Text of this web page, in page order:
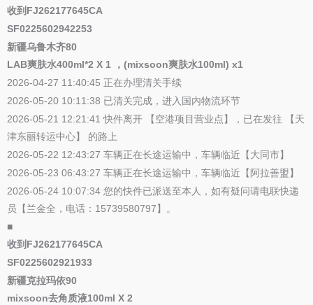
收到FJ262177645CA
SF0225602942253
新疆乌鲁木齐80
LAB爽肤水400ml*2 X 1 ，(mixsoon爽肤水100ml) x1
2026-04-27 11:40:45 正在办理清关手续
2026-05-20 10:11:38 已清关完成，进入国内物流环节
2026-05-21 12:21:41 快件离开 【空港项目营业点】，已在发往 【天
津东丽转运中心】 的路上
2026-05-22 12:43:27 车辆正在长途运输中，车辆临近【大同市】
2026-05-23 06:43:27 车辆正在长途运输中，车辆临近【阿拉善盟】
2026-05-24 10:07:34 您的快件已派送至本人，如有疑问请电联快递
员【兰金全，电话：15739580797】。
■
收到FJ262177645CA
SF0225602921933
新疆克拉玛依90
mixsoon去角质液100ml X 2